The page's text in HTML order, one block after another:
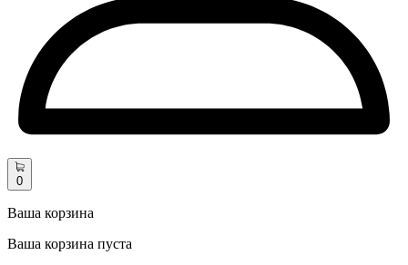
0
Ваша корзина
Ваша корзина пуста